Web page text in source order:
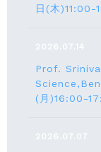
⽇(⽊)11:00-
2026.07.14
Prof.
(月)16:00-
2026.07.07